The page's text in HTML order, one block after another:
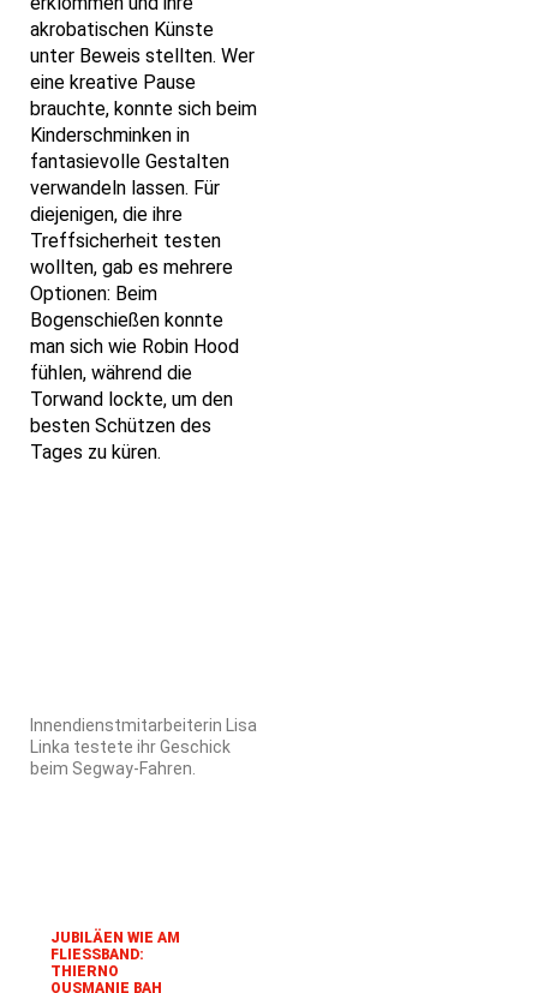
akrobatischen Künste
unter Beweis stellten. Wer
eine kreative Pause
brauchte, konnte sich beim
Kinderschminken in
fantasievolle Gestalten
verwandeln lassen. Für
diejenigen, die ihre
Treffsicherheit testen
wollten, gab es mehrere
Optionen: Beim
Bogenschießen konnte
man sich wie Robin Hood
fühlen, während die
Torwand lockte, um den
besten Schützen des
Tages zu küren.
Innendienstmitarbeiterin Lisa
Linka testete ihr Geschick
beim Segway-Fahren.
JUBILÄEN WIE AM
FLIESSBAND: T
HIERNO O
USMANIE BAH F